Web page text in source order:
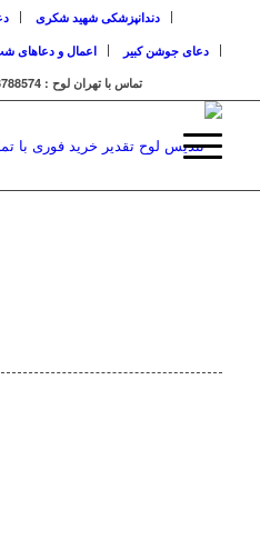
دندانپزشکی شهید شکری
دعای جوشن کبیر
اعمال و دعاهای
تماس با تهران لوح : 09123788574 / 88930127-021